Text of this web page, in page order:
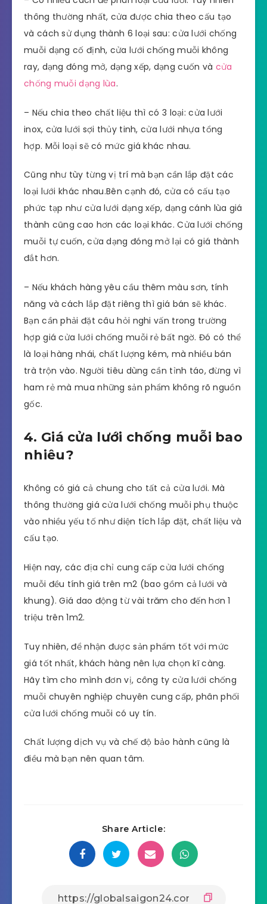
thông thường nhất, cửa được chia theo cấu tạo
và cách sử dụng thành 6 loại sau: cửa lưới chống
muỗi dạng cố định, cửa lưới chống muỗi không
ray, dạng đóng mở, dạng xếp, dạng cuốn và cửa
chống muỗi dạng lùa.
– Nếu chia theo chất liệu thì có 3 loại: cửa lưới
inox, cửa lưới sợi thủy tinh, cửa lưới nhựa tổng
hợp. Mỗi loại sẽ có mức giá khác nhau.
Cũng như tùy từng vị trí mà bạn cần lắp đặt các
loại lưới khác nhau.Bên cạnh đó, cửa có cấu tạo
phức tạp như cửa lưới dạng xếp, dạng cánh lùa giá
thành cũng cao hơn các loại khác. Cửa lưới chống
muỗi tự cuốn, cửa dạng đóng mở lại có giá thành
đắt hơn.
– Nếu khách hàng yêu cầu thêm màu sơn, tính
năng và cách lắp đặt riêng thì giá bán sẽ khác.
Bạn cần phải đặt câu hỏi nghi vấn trong trường
hợp giá cửa lưới chống muỗi rẻ bất ngờ. Đó có thể
là loại hàng nhái, chất lượng kém, mà nhiều bán
trà trộn vào. Người tiêu dùng cần tỉnh táo, đừng vì
ham rẻ mà mua những sản phẩm không rõ nguồn
gốc.
4. Giá cửa lưới chống muỗi bao
nhiêu?
Không có giá cả chung cho tất cả cửa lưới. Mà
thông thường giá cửa lưới chống muỗi phụ thuộc
vào nhiều yếu tố như diện tích lắp đặt, chất liệu và
cấu tạo.
Hiện nay, các địa chỉ cung cấp cửa lưới chống
muỗi đều tính giá trên m2 (bao gồm cả lưới và
khung). Giá dao động từ vài trăm cho đến hơn 1
triệu trên 1m2.
Tuy nhiên, để nhận được sản phẩm tốt với mức
giá tốt nhất, khách hàng nên lựa chọn kĩ càng.
Hãy tìm cho mình đơn vị, công ty cửa lưới chống
muỗi chuyên nghiệp chuyên cung cấp, phân phối
cửa lưới chống muỗi có uy tín.
Chất lượng dịch vụ và chế độ bảo hành cũng là
điều mà bạn nên quan tâm.
Share Article: